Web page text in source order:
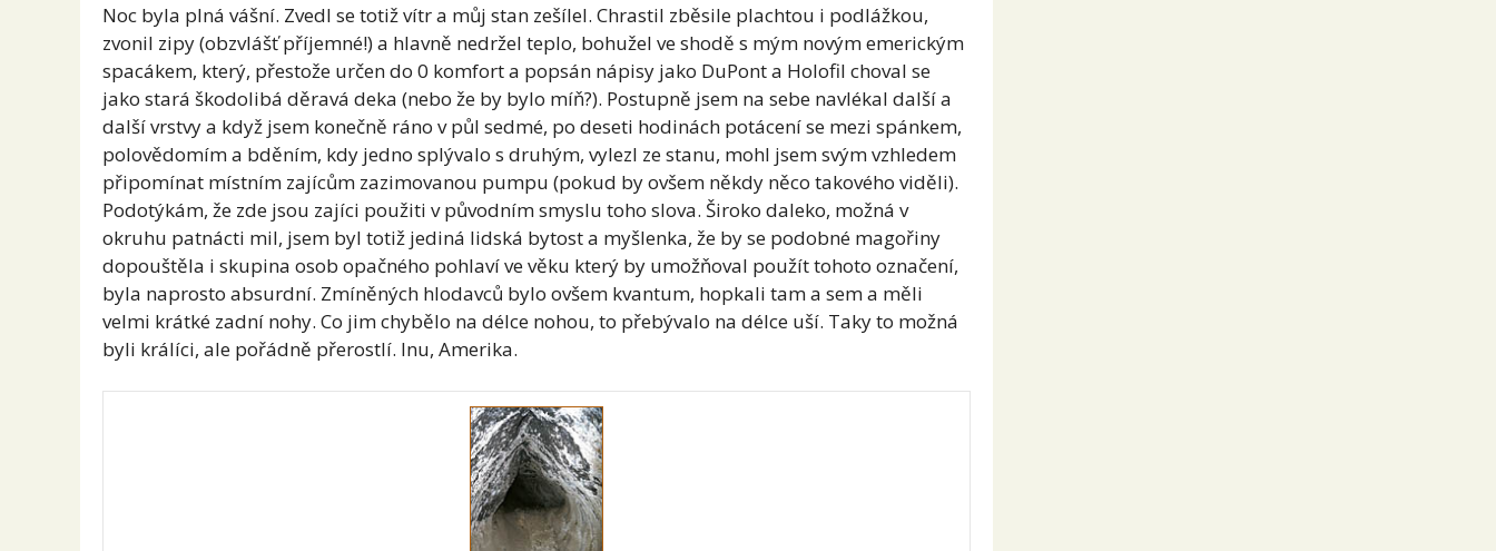
Noc byla plná vášní. Zvedl se totiž vítr a můj stan zešílel. Chrastil zběsile plachtou i podlážkou,
zvonil zipy (obzvlášť příjemné!) a hlavně nedržel teplo, bohužel ve shodě s mým novým emerickým
spacákem, který, přestože určen do 0 komfort a popsán nápisy jako DuPont a Holofil choval se
jako stará škodolibá děravá deka (nebo že by bylo míň?). Postupně jsem na sebe navlékal další a
další vrstvy a když jsem konečně ráno v půl sedmé, po deseti hodinách potácení se mezi spánkem,
polovědomím a bděním, kdy jedno splývalo s druhým, vylezl ze stanu, mohl jsem svým vzhledem
připomínat místním zajícům zazimovanou pumpu (pokud by ovšem někdy něco takového viděli).
Podotýkám, že zde jsou zajíci použiti v původním smyslu toho slova. Široko daleko, možná v
okruhu patnácti mil, jsem byl totiž jediná lidská bytost a myšlenka, že by se podobné magořiny
dopouštěla i skupina osob opačného pohlaví ve věku který by umožňoval použít tohoto označení,
byla naprosto absurdní. Zmíněných hlodavců bylo ovšem kvantum, hopkali tam a sem a měli
velmi krátké zadní nohy. Co jim chybělo na délce nohou, to přebývalo na délce uší. Taky to možná
byli králíci, ale pořádně přerostlí. Inu, Amerika.